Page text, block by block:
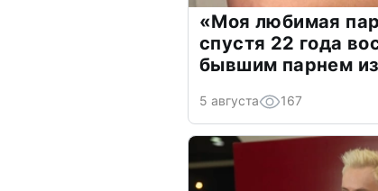
«Моя любимая
спустя 22 года
бывшим парнем
5 августа 167